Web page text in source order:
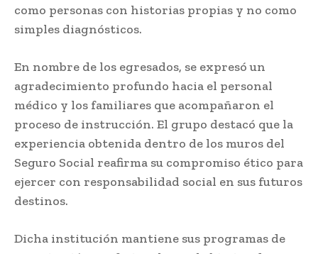
como personas con historias propias y no como
simples diagnósticos.
En nombre de los egresados, se expresó un
agradecimiento profundo hacia el personal
médico y los familiares que acompañaron el
proceso de instrucción. El grupo destacó que la
experiencia obtenida dentro de los muros del
Seguro Social reafirma su compromiso ético para
ejercer con responsabilidad social en sus futuros
destinos.
Dicha institución mantiene sus programas de